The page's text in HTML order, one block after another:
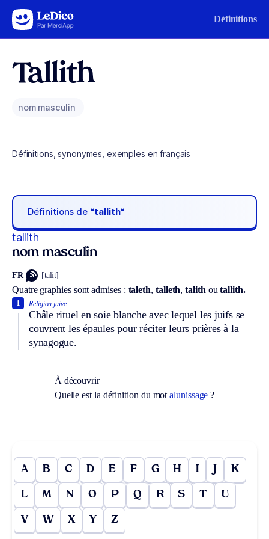
Aller au contenu Définitions
Tallith
nom masculin
Définitions, synonymes, exemples en français
Définitions de “tallith“
tallith
nom masculin
FR [talit]
Quatre graphies sont admises : taleth, talleth,talith outallith.
Religion juive.
Châle rituel en soie blanche avec lequel les juifs se
couvrent les épaules pour réciter leurs prières à la
synagogue.
1
À découvrir
Quelle est la définition du motalunissage ?
A B C D E F G H I J K
L M N O P Q R S T U
V W X Y Z